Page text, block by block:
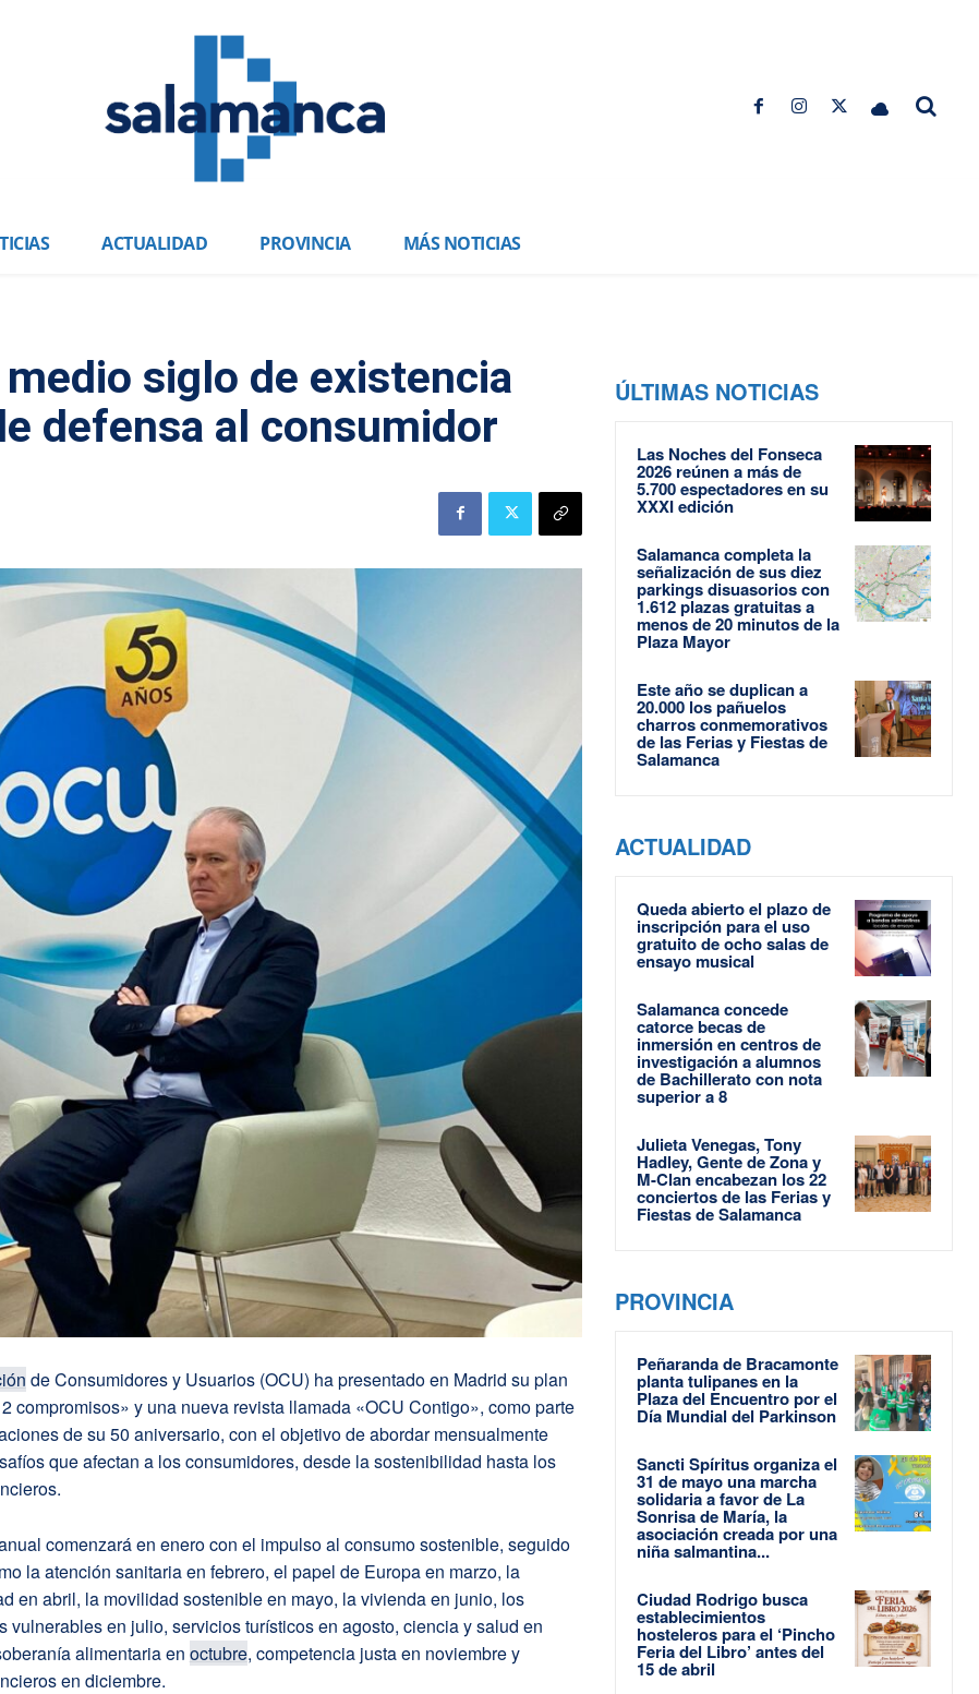
ACTUALIDAD PROVINCIA MÁS NOTICIAS
siglo de existencia
defensa al consumidor
de Consumidores y Usuarios (OCU) ha presentado en Madrid su plan
compromisos» y una nueva revista llamada «OCU Contigo», como parte
de su 50 aniversario, con el objetivo de abordar mensualmente
que afectan a los consumidores, desde la sostenibilidad hasta los
comenzará en enero con el impulso al consumo sostenible, seguido
la atención sanitaria en febrero, el papel de Europa en marzo, la
en abril, la movilidad sostenible en mayo, la vivienda en junio, los
vulnerables en julio, servicios turísticos en agosto, ciencia y salud en
alimentaria en octubre, competencia justa en noviembre y
en diciembre.
ÚLTIMAS NOTICIAS
Las Noches del Fonseca
2026 reúnen a más de
5.700 espectadores en su
XXXI edición
Salamanca completa la
señalización de sus diez
parkings disuasorios con
1.612 plazas gratuitas a
menos de 20 minutos de la
Plaza Mayor
Este año se duplican a
20.000 los pañuelos
charros conmemorativos
de las Ferias y Fiestas de
Salamanca
ACTUALIDAD
Queda abierto el plazo de
inscripción para el uso
gratuito de ocho salas de
ensayo musical
Salamanca concede
catorce becas de
inmersión en centros de
investigación a alumnos
de Bachillerato con nota
superior a 8
Julieta Venegas, Tony
Hadley, Gente de Zona y
M-Clan encabezan los 22
conciertos de las Ferias y
Fiestas de Salamanca
PROVINCIA
Peñaranda de Bracamonte
planta tulipanes en la
Plaza del Encuentro por el
Día Mundial del Parkinson
Sancti Spíritus organiza el
31 de mayo una marcha
solidaria a favor de La
Sonrisa de María, la
asociación creada por una
niña salmantina...
Ciudad Rodrigo busca
establecimientos
hosteleros para el ‘Pincho
Feria del Libro’ antes del
15 de abril